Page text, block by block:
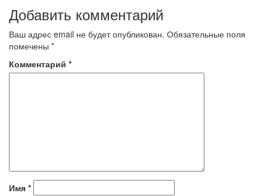
Добавить комментарий
Ваш адрес email не будет опубликован. Обязательные поля
помечены *
Комментарий *
Имя *